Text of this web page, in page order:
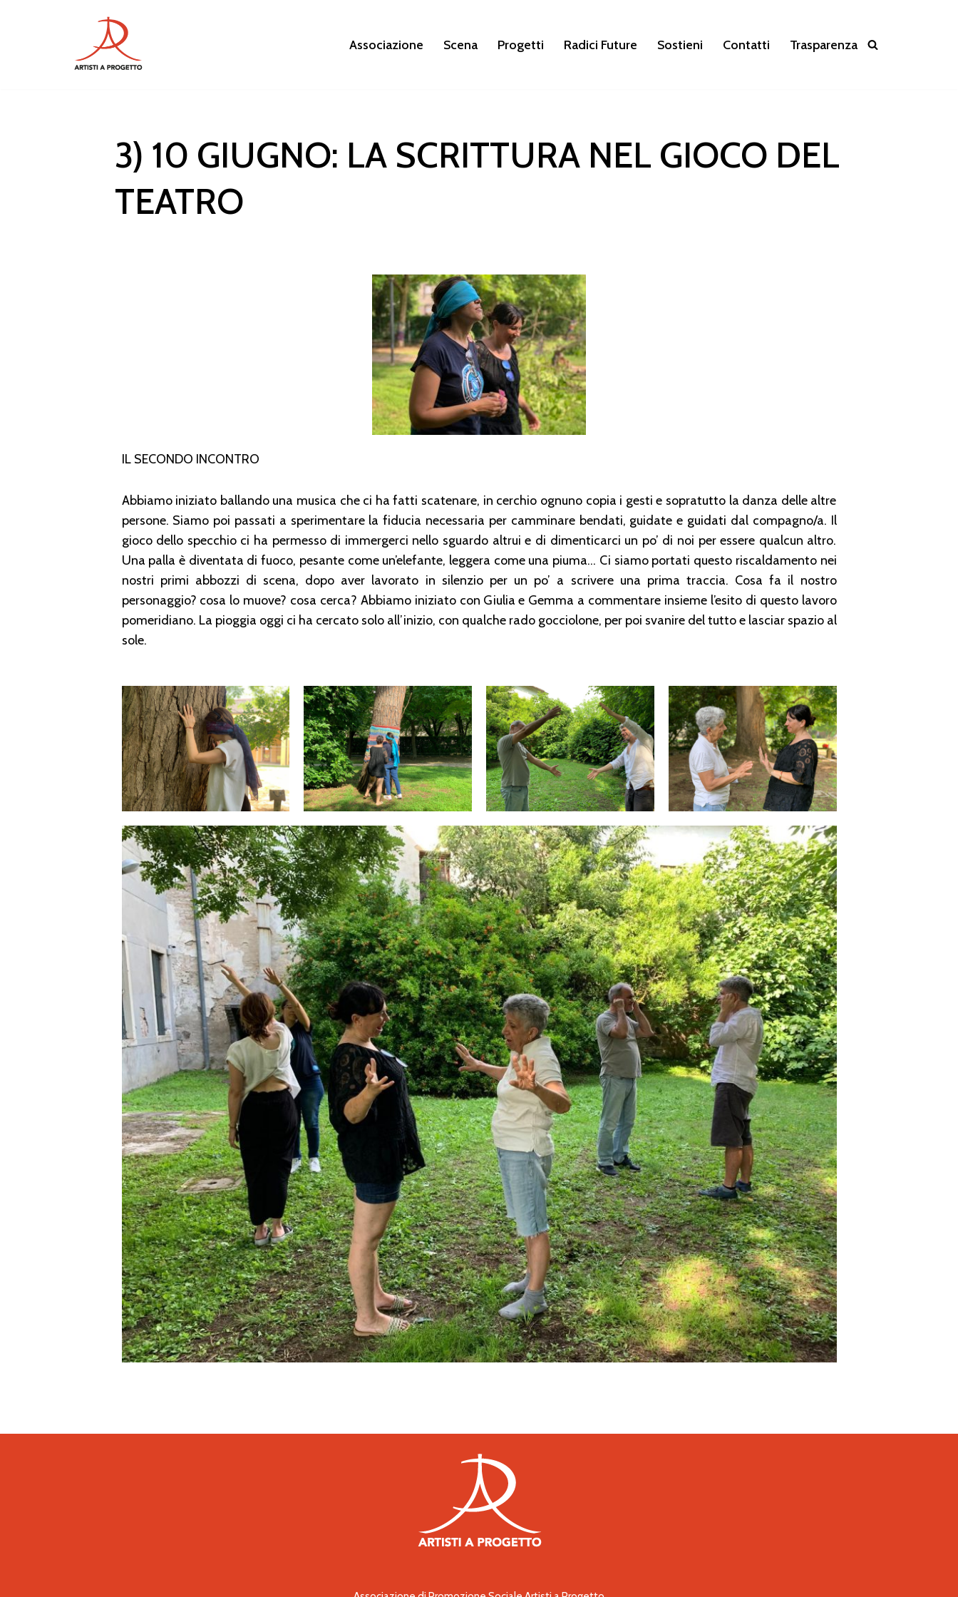
Associazione Scena Progetti Radici Future Sostieni Contatti Trasparenza
3) 10 GIUGNO: LA SCRITTURA NEL GIOCO DEL
TEATRO
IL SECONDO INCONTRO
Abbiamo iniziato ballando una musica che ci ha fatti scatenare, in cerchio ognuno copia i gesti e sopratutto la danza delle altre
persone. Siamo poi passati a sperimentare la fiducia necessaria per camminare bendati, guidate e guidati dal compagno/a. Il
gioco dello specchio ci ha permesso di immergerci nello sguardo altrui e di dimenticarci un po’ di noi per essere qualcun altro.
Una palla è diventata di fuoco, pesante come un’elefante, leggera come una piuma… Ci siamo portati questo riscaldamento nei
nostri primi abbozzi di scena, dopo aver lavorato in silenzio per un po’ a scrivere una prima traccia. Cosa fa il nostro
personaggio? cosa lo muove? cosa cerca? Abbiamo iniziato con Giulia e Gemma a commentare insieme l’esito di questo lavoro
pomeridiano. La pioggia oggi ci ha cercato solo all’inizio, con qualche rado gocciolone, per poi svanire del tutto e lasciar spazio al
sole.